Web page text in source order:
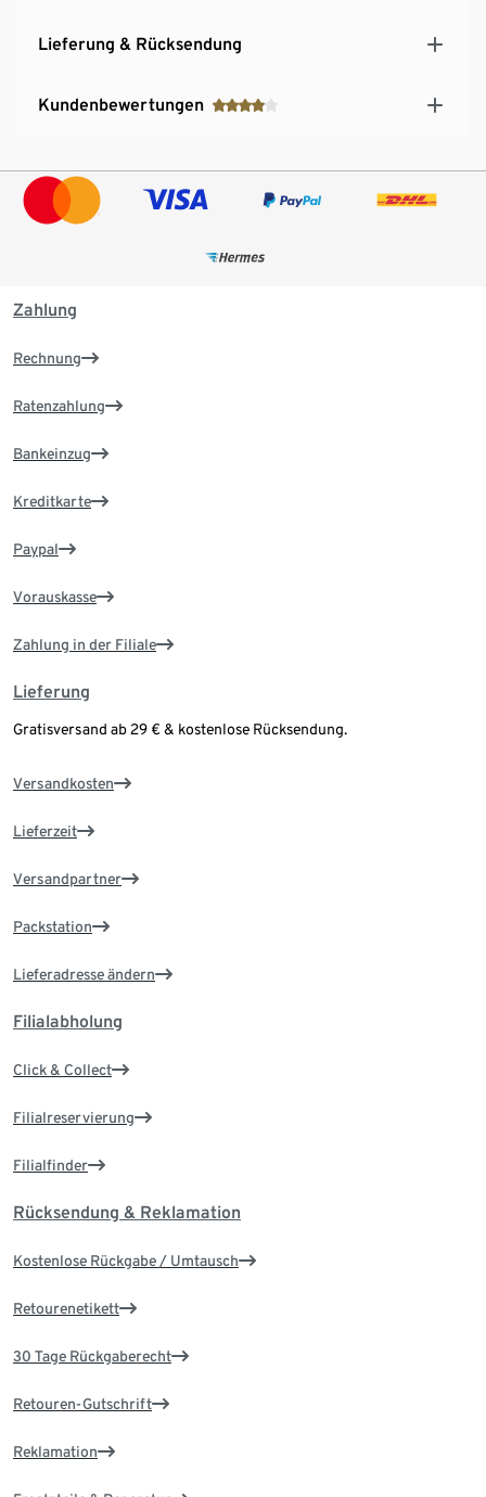
Lieferung & Rücksendung
Kundenbewertungen
Zahlung
Rechnung
Ratenzahlung
Bankeinzug
Kreditkarte
Paypal
Vorauskasse
Zahlung in der Filiale
Lieferung
Gratisversand ab 29 € & kostenlose Rücksendung.
Versandkosten
Lieferzeit
Versandpartner
Packstation
Lieferadresse ändern
Filialabholung
Click & Collect
Filialreservierung
Filialfinder
Rücksendung & Reklamation
Kostenlose Rückgabe / Umtausch
Retourenetikett
30 Tage Rückgaberecht
Retouren-Gutschrift
Reklamation